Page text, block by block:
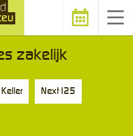
maken
zakelijk
Keller Next125